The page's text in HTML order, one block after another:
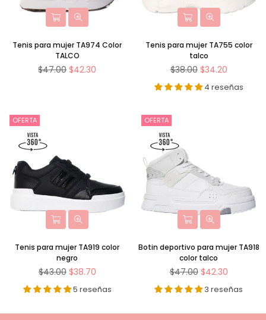
Tenis para mujer TA974 Color
TALCO
Precio
$47.00 $42.30
Tenis para mujer TA755 color
talco
Precio
$38.00 $34.20
4 reseñas
OFERTA
Tenis para mujer TA919 color
negro
Precio
$43.00 $38.70
5 reseñas
OFERTA
Botin deportivo para mujer TA918
color talco
Precio
$47.00 $42.30
3 reseñas